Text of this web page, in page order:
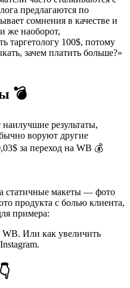
предлагаются по
сомнения в качестве и
же наоборот,
таргетологу 100$, потому
зачем платить больше?»
💣
результаты,
воруют другие
за переход на WB 💰
статичные макеты — фото
продукта с болью клиента,
примера: